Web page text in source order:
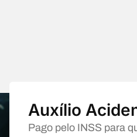
Auxílio
Pago pelo INSS para